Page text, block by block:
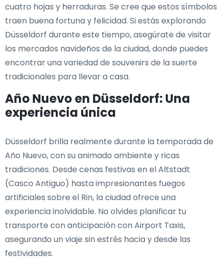
cuatro hojas y herraduras. Se cree que estos símbolos
traen buena fortuna y felicidad. Si estás explorando
Düsseldorf durante este tiempo, asegúrate de visitar
los mercados navideños de la ciudad, donde puedes
encontrar una variedad de souvenirs de la suerte
tradicionales para llevar a casa.
Año Nuevo en Düsseldorf: Una
experiencia única
Düsseldorf brilla realmente durante la temporada de
Año Nuevo, con su animado ambiente y ricas
tradiciones. Desde cenas festivas en el Altstadt
(Casco Antiguo) hasta impresionantes fuegos
artificiales sobre el Rin, la ciudad ofrece una
experiencia inolvidable. No olvides planificar tu
transporte con anticipación con Airport Taxis,
asegurando un viaje sin estrés hacia y desde las
festividades.